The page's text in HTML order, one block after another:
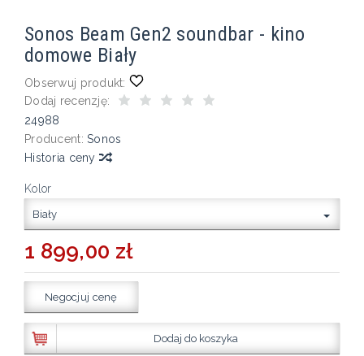
Sonos Beam Gen2 soundbar - kino
domowe Biały
Obserwuj produkt:
Dodaj recenzję:
24988
Producent: Sonos
Historia ceny
Kolor
Biały
1 899,00 zł
Negocjuj cenę
Dodaj do koszyka